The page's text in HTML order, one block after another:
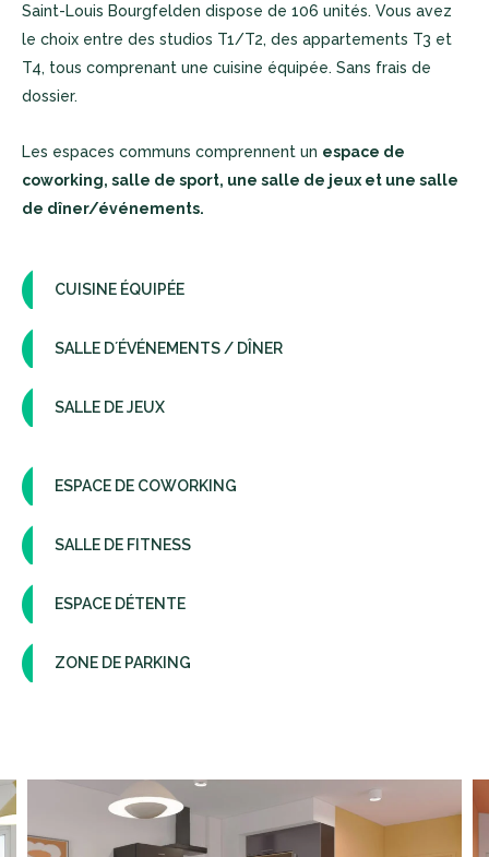
Saint-Louis Bourgfelden dispose de 106 unités. Vous avez
le choix entre des studios T1/T2, des appartements T3 et
T4, tous comprenant une cuisine équipée. Sans frais de
dossier.
Les espaces communs comprennent un espace de
coworking, salle de sport, une salle de jeux et une salle
de dîner/événements.
CUISINE ÉQUIPÉE
SALLE D´ÉVÉNEMENTS / DÎNER
SALLE DE JEUX
ESPACE DE COWORKING
SALLE DE FITNESS
ESPACE DÉTENTE
ZONE DE PARKING